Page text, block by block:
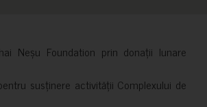
Neșu Foundation prin donații lunare
susținere activității Complexului de